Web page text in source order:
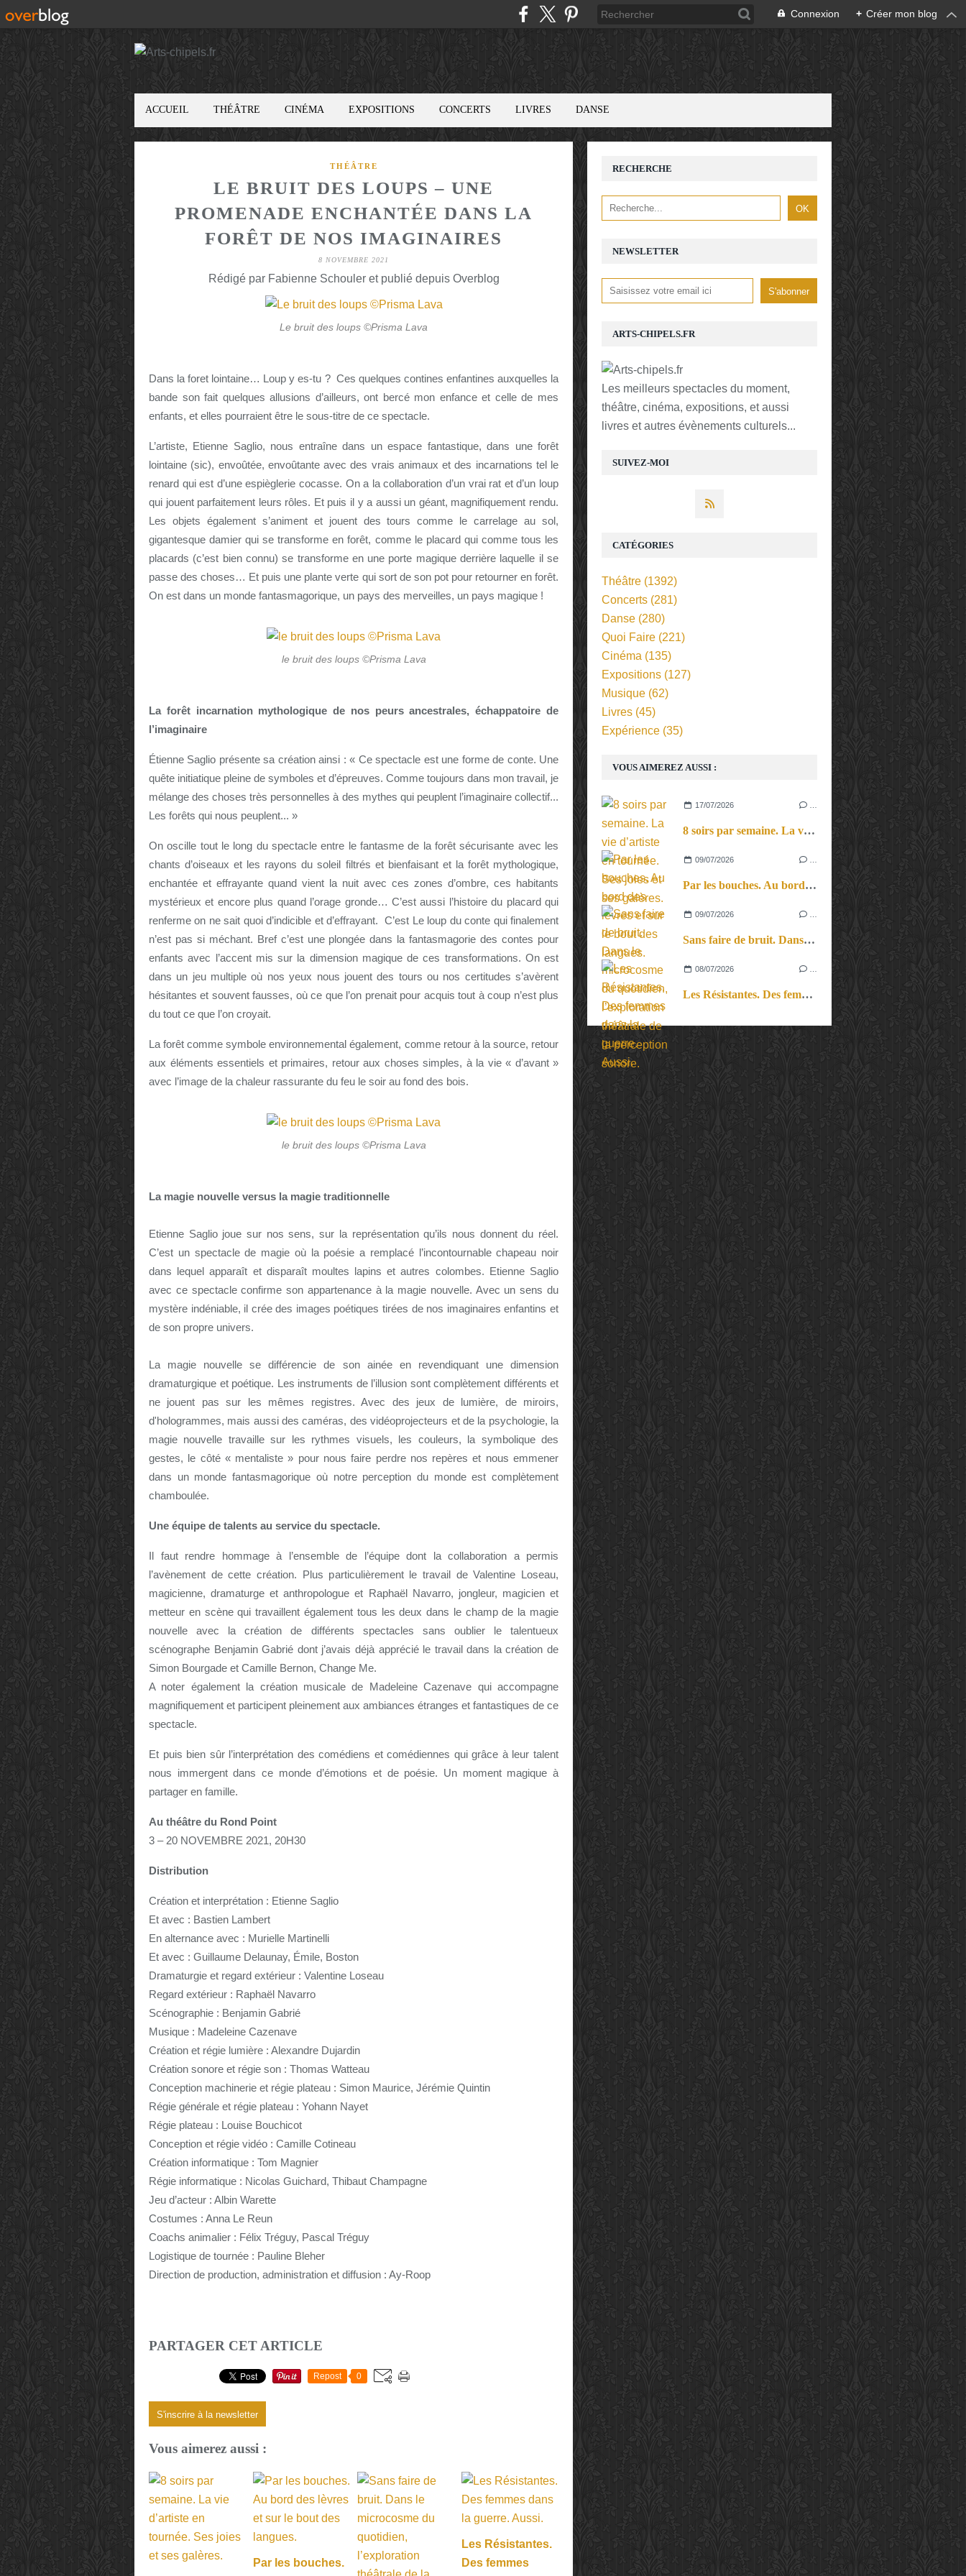
Connexion + Créer mon blog
ACCUEIL THÉÂTRE CINÉMA EXPOSITIONS CONCERTS LIVRES DANSE
THÉÂTRE
LE BRUIT DES LOUPS – UNE
PROMENADE ENCHANTÉE DANS LA
FORÊT DE NOS IMAGINAIRES
8 NOVEMBRE 2021
Rédigé par Fabienne Schouler et publié depuis Overblog
Le bruit des loups ©Prisma Lava
Dans la foret lointaine… Loup y es-tu ? Ces quelques contines enfantines auxquelles la
bande son fait quelques allusions d’ailleurs, ont bercé mon enfance et celle de mes
enfants, et elles pourraient être le sous-titre de ce spectacle.
L’artiste, Etienne Saglio, nous entraîne dans un espace fantastique, dans une forêt
lointaine (sic), envoûtée, envoûtante avec des vrais animaux et des incarnations tel le
renard qui est d’une espièglerie cocasse. On a la collaboration d’un vrai rat et d’un loup
qui jouent parfaitement leurs rôles. Et puis il y a aussi un géant, magnifiquement rendu.
Les objets également s’animent et jouent des tours comme le carrelage au sol,
gigantesque damier qui se transforme en forêt, comme le placard qui comme tous les
placards (c’est bien connu) se transforme en une porte magique derrière laquelle il se
passe des choses… Et puis une plante verte qui sort de son pot pour retourner en forêt.
On est dans un monde fantasmagorique, un pays des merveilles, un pays magique !
le bruit des loups ©Prisma Lava
La forêt incarnation mythologique de nos peurs ancestrales, échappatoire de
l’imaginaire
Étienne Saglio présente sa création ainsi : « Ce spectacle est une forme de conte. Une
quête initiatique pleine de symboles et d’épreuves. Comme toujours dans mon travail, je
mélange des choses très personnelles à des mythes qui peuplent l’imaginaire collectif...
Les forêts qui nous peuplent... »
On oscille tout le long du spectacle entre le fantasme de la forêt sécurisante avec les
chants d’oiseaux et les rayons du soleil filtrés et bienfaisant et la forêt mythologique,
enchantée et effrayante quand vient la nuit avec ces zones d’ombre, ces habitants
mystérieux et encore plus quand l’orage gronde… C’est aussi l’histoire du placard qui
renferme on ne sait quoi d’indicible et d’effrayant. C’est Le loup du conte qui finalement
n’est pas si méchant. Bref c’est une plongée dans la fantasmagorie des contes pour
enfants avec l’accent mis sur la dimension magique de ces transformations. On est
dans un jeu multiple où nos yeux nous jouent des tours ou nos certitudes s’avèrent
hésitantes et souvent fausses, où ce que l’on prenait pour acquis tout à coup n’est plus
du tout ce que l’on croyait.
La forêt comme symbole environnemental également, comme retour à la source, retour
aux éléments essentiels et primaires, retour aux choses simples, à la vie « d’avant »
avec l’image de la chaleur rassurante du feu le soir au fond des bois.
le bruit des loups ©Prisma Lava
La magie nouvelle versus la magie traditionnelle
Etienne Saglio joue sur nos sens, sur la représentation qu’ils nous donnent du réel.
C’est un spectacle de magie où la poésie a remplacé l’incontournable chapeau noir
dans lequel apparaît et disparaît moultes lapins et autres colombes. Etienne Saglio
avec ce spectacle confirme son appartenance à la magie nouvelle. Avec un sens du
mystère indéniable, il crée des images poétiques tirées de nos imaginaires enfantins et
de son propre univers.
La magie nouvelle se différencie de son ainée en revendiquant une dimension
dramaturgique et poétique. Les instruments de l’illusion sont complètement différents et
ne jouent pas sur les mêmes registres. Avec des jeux de lumière, de miroirs,
d'hologrammes, mais aussi des caméras, des vidéoprojecteurs et de la psychologie, la
magie nouvelle travaille sur les rythmes visuels, les couleurs, la symbolique des
gestes, le côté « mentaliste » pour nous faire perdre nos repères et nous emmener
dans un monde fantasmagorique où notre perception du monde est complètement
chamboulée.
Une équipe de talents au service du spectacle.
Il faut rendre hommage à l’ensemble de l’équipe dont la collaboration a permis
l’avènement de cette création. Plus particulièrement le travail deValentine Loseau,
magicienne, dramaturge et anthropologue et Raphaël Navarro, jongleur, magicien et
metteur en scène qui travaillent également tous les deux dans le champ de la magie
nouvelle avec la création de différents spectacles sans oublier le talentueux
scénographe Benjamin Gabrié dont j’avais déjà apprécié le travail dans la création de
Simon Bourgade et Camille Bernon, Change Me.
A noter également la création musicale de Madeleine Cazenave qui accompagne
magnifiquement et participent pleinement aux ambiances étranges et fantastiques de ce
spectacle.
Et puis bien sûr l’interprétation des comédiens et comédiennes qui grâce à leur talent
nous immergent dans ce monde d’émotions et de poésie. Un moment magique à
partager en famille.
Au théâtre du Rond Point
3 – 20 NOVEMBRE 2021, 20H30
Distribution
Création et interprétation : Etienne Saglio
Et avec : Bastien Lambert
En alternance avec : Murielle Martinelli
Et avec : Guillaume Delaunay, Émile, Boston
Dramaturgie et regard extérieur : Valentine Loseau
Regard extérieur : Raphaël Navarro
Scénographie : Benjamin Gabrié
Musique : Madeleine Cazenave
Création et régie lumière : Alexandre Dujardin
Création sonore et régie son : Thomas Watteau
Conception machinerie et régie plateau : Simon Maurice, Jérémie Quintin
Régie générale et régie plateau : Yohann Nayet
Régie plateau : Louise Bouchicot
Conception et régie vidéo : Camille Cotineau
Création informatique : Tom Magnier
Régie informatique : Nicolas Guichard, Thibaut Champagne
Jeu d’acteur : Albin Warette
Costumes : Anna Le Reun
Coachs animalier : Félix Tréguy, Pascal Tréguy
Logistique de tournée : Pauline Bleher
Direction de production, administration et diffusion : Ay-Roop
PARTAGER CET ARTICLE
Repost 0
S'inscrire à la newsletter
Vous aimerez aussi :
Par les bouches.
Les Résistantes.
Des femmes
NEWSLETTER
SUIVEZ-MOI
RECHERCHE
ARTS-CHIPELS.FR
Les meilleurs spectacles du moment,
théâtre, cinéma, expositions, et aussi
livres et autres évènements culturels...
VOUS AIMEREZ AUSSI :
17/07/2026
8 soirs par semaine. La vie d’artiste en tournée. Ses joies et ses galères.
09/07/2026
Par les bouches. Au bord des lèvres et sur le bout des langues.
09/07/2026
Sans faire de bruit. Dans le microcosme du quotidien, l’exploration théâtrale de la perception sonore.
08/07/2026
Les Résistantes. Des femmes dans la guerre. Aussi.
CATÉGORIES
Théâtre (1392)
Concerts (281)
Danse (280)
Quoi Faire (221)
Cinéma (135)
Expositions (127)
Musique (62)
Livres (45)
Expérience (35)